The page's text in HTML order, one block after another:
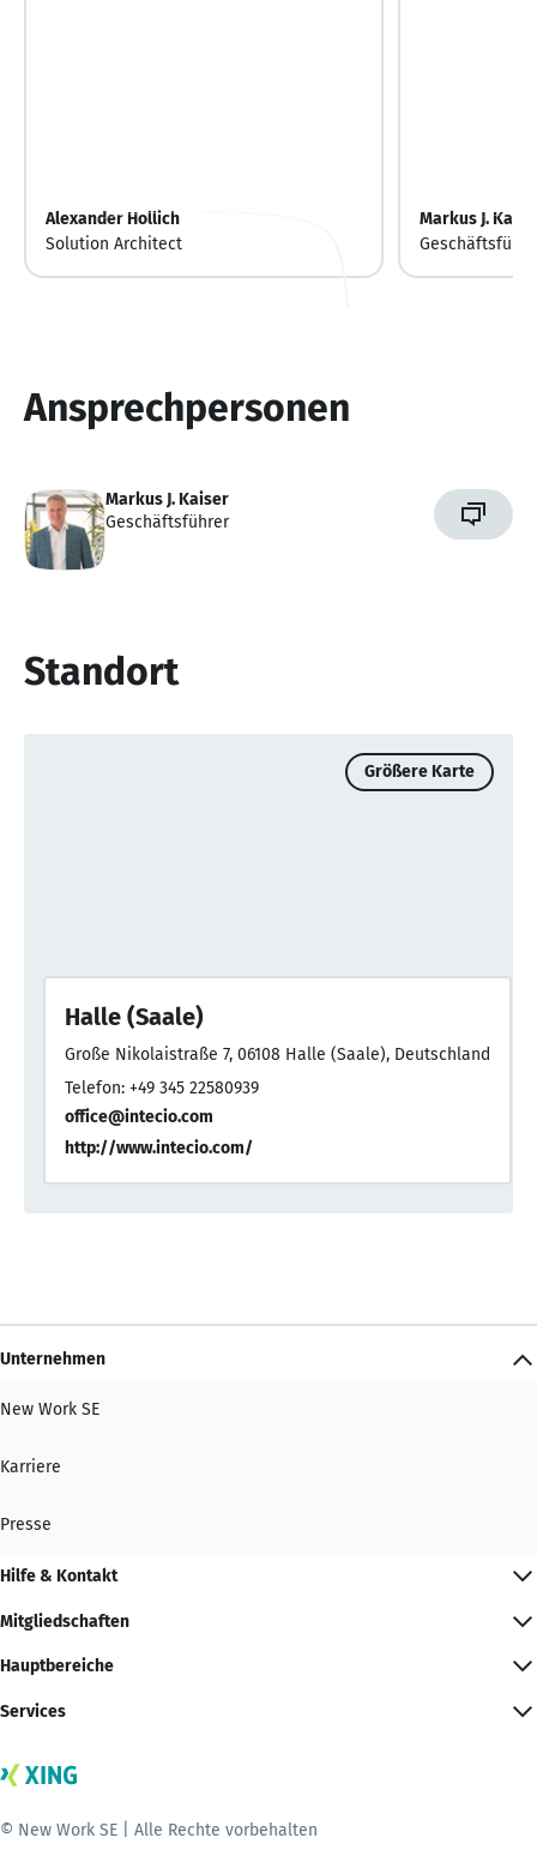
Alexander Hollich
Solution Architect
Markus J.
Ansprechpersonen
Markus J. Kaiser
Geschäftsführer
Standort
Größere Karte
Halle (Saale)
Große Nikolaistraße 7, 06108 Halle (Saale), Deutschland
Telefon: +49 345 22580939
office@intecio.com
http://www.intecio.com/
Unternehmen
New Work SE
Karriere
Presse
Hilfe & Kontakt
Mitgliedschaften
Hauptbereiche
Services
© New Work SE | Alle Rechte vorbehalten